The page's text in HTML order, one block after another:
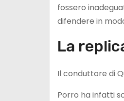
fossero
difendere in
La
Il conduttore di
Porro ha infatti